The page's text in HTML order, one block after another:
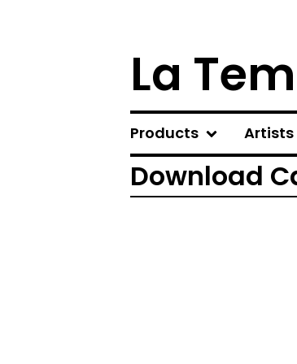
La
Products Artists
Download